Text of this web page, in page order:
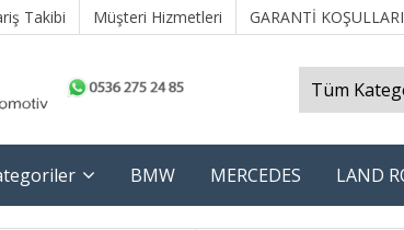
Takibi Müşteri Hizmetleri GARANTİ KOŞULLARI
BMW MERCEDES LAND